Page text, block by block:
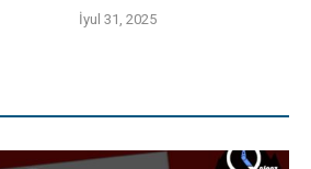
İyul 31, 2025